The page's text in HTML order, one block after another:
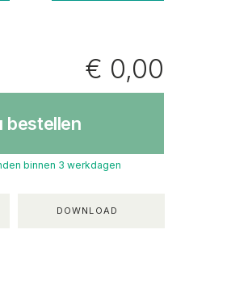
€ 0,00
bestellen
binnen 3 werkdagen
DOWNLOAD